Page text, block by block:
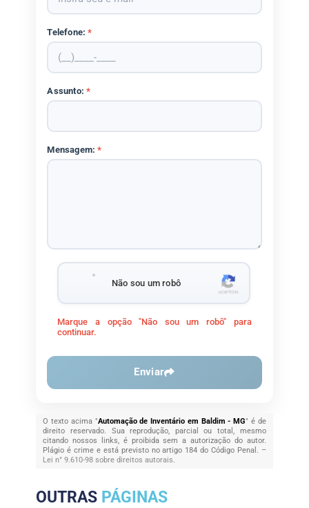
Telefone:*
Assunto:*
Mensagem:*
Não sou um robô
Marque a opção "Não sou um robô" para
continuar.
Enviar
O texto acima "Automação de Inventário em Baldim - MG" é de
direito reservado. Sua reprodução, parcial ou total, mesmo
citando nossos links, é proibida sem a autorização do autor.
Plágio é crime e está previsto no artigo 184 do Código Penal. –
Lei n° 9.610-98 sobre direitos autorais.
OUTRAS PÁGINAS